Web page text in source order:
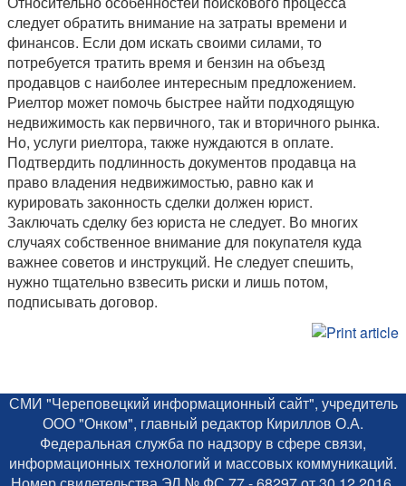
следует обратить внимание на затраты времени и
финансов. Если дом искать своими силами, то
потребуется тратить время и бензин на объезд
продавцов с наиболее интересным предложением.
Риелтор может помочь быстрее найти подходящую
недвижимость как первичного, так и вторичного рынка.
Но, услуги риелтора, также нуждаются в оплате.
Подтвердить подлинность документов продавца на
право владения недвижимостью, равно как и
курировать законность сделки должен юрист.
Заключать сделку без юриста не следует. Во многих
случаях собственное внимание для покупателя куда
важнее советов и инструкций. Не следует спешить,
нужно тщательно взвесить риски и лишь потом,
подписывать договор.
СМИ "Череповецкий информационный сайт", учредитель
ООО "Онком", главный редактор Кириллов О.А.
Федеральная служба по надзору в сфере связи,
информационных технологий и массовых коммуникаций.